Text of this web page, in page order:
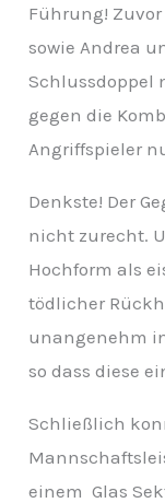
Führung!
sowie Andrea
Schlussdoppel
gegen die
Angriffspieler
Denkste! Der
nicht zurecht.
Hochform als
tödlicher
unangenehm
so dass diese
Schließlich
einem Glas